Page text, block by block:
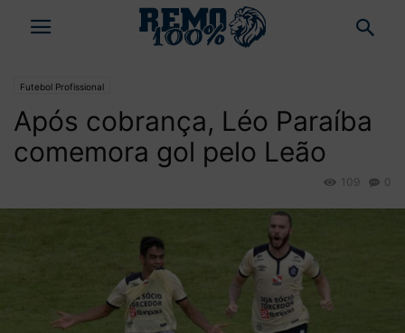
Futebol Profissional
Após cobrança, Léo Paraíba
comemora gol pelo Leão
0
109